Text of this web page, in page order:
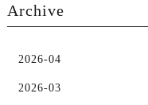
Archive
2026-04
2026-03